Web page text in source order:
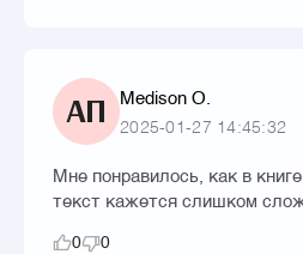
АП Medison O.
2025-01-27 14:45:32
Мне понравилось, как в
текст кажется слишком
0 0